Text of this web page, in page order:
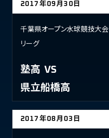
2017年09月30日
千葉県オープン水球競技大会
リーグ
塾高 VS
県立船橋高
2017年08月03日